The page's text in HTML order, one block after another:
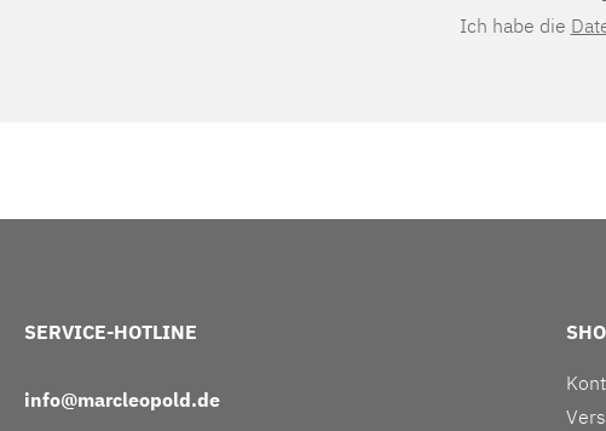
Ich habe die
SERVICE-HOTLINE
info@marcleopold.de